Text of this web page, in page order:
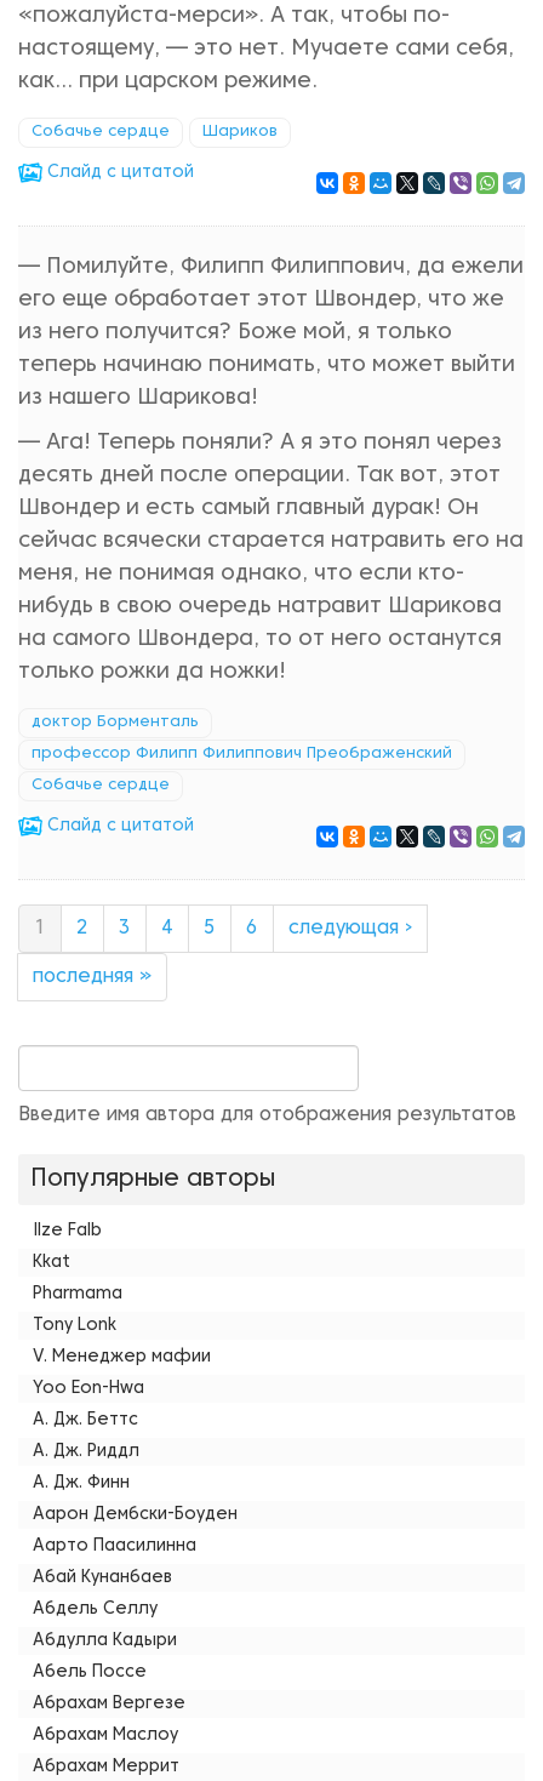
«пожалуйста-мерси». А так, чтобы по-
настоящему, — это нет. Мучаете сами себя,
как... при царском режиме.
Собачье сердце Шариков
Cлайд с цитатой
— Помилуйте, Филипп Филиппович, да ежели
его еще обработает этот Швондер, что же
из него получится? Боже мой, я только
теперь начинаю понимать, что может выйти
из нашего Шарикова!
— Ага! Теперь поняли? А я это понял через
десять дней после операции. Так вот, этот
Швондер и есть самый главный дурак! Он
сейчас всячески старается натравить его на
меня, не понимая однако, что если кто-
нибудь в свою очередь натравит Шарикова
на самого Швондера, то от него останутся
только рожки да ножки!
доктор Борменталь
профессор Филипп Филиппович Преображенский
Собачье сердце
Cлайд с цитатой
2 3 4 5 6 следующая ›
последняя »
Введите имя автора для отображения результатов
Популярные авторы
Ilze Falb
Kkat
Pharmama
Tony Lonk
V. Менеджер мафии
Yoo Eon-Hwa
А. Дж. Беттс
А. Дж. Риддл
А. Дж. Финн
Аарон Дембски-Боуден
Аарто Паасилинна
Абай Кунанбаев
Абдель Селлу
Абдулла Кадыри
Абель Поссе
Абрахам Вергезе
Абрахам Маслоу
Абрахам Меррит